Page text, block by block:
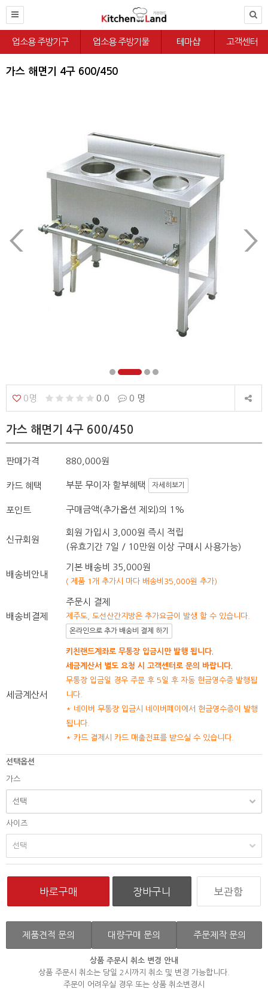
업소용 주방기구 업소용 주방기물 테마샵 고객센터
가스 해면기 4구 600/450
0명 0.0 0 명
가스 해면기 4구 600/450
판매가격 880,000원
카드 혜택 부분 무이자 할부혜택 자세히보기
포인트 구매금액(추가옵션 제외)의 1%
신규회원
회원 가입시 3,000원 즉시 적립
(유효기간 7일 / 10만원 이상 구매시 사용가능)
배송비안내
기본 배송비 35,000원
( 제품 1개 추가시 마다 배송비35,000원 추가)
배송비결제
주문시 결제
제주도, 도선산간지방은 추가요금이 발생 할 수 있습니다.
온라인으로 추가 배송비 결제 하기
세금계산서
키친랜드계좌로 무통장 입금시만 발행 됩니다.
세금계산서 별도 요청 시 고객센터로 문의 바랍니다.
무통장 입금일 경우 주문 후 5일 후 자동 현금영수증 발행됩
니다.
* 네이버 무통장 입금시 네이버페이에서 현금영수증이 발행
됩니다.
* 카드 결제시 카드 매출전표를 받으실 수 있습니다.
선택옵션
가스
사이즈
보관함
제품견적 문의 대량구매 문의 주문제작 문의
상품 주문시 취소 변경 안내
상품 주문시 취소는 당일 2시까지 취소 및 변경 가능합니다.
주문이 어려우실 경우 또는 상품 취소변경시